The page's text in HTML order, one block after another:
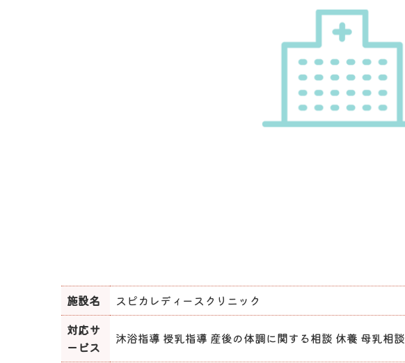
施設名
スピカレディースクリニック
対応サ
ービス
沐浴指導 授乳指導 産後の体調に関する相談 休養 母乳相談